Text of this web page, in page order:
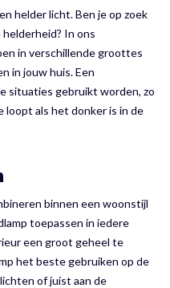
helder licht. Ben je op zoek
In ons
in verschillende groottes
in jouw huis. Een
situaties gebruikt worden, zo
loopt als het donker is in de
binnen een woonstijl
toepassen in iedere
een groot geheel te
het beste gebruiken op de
of juist aan de